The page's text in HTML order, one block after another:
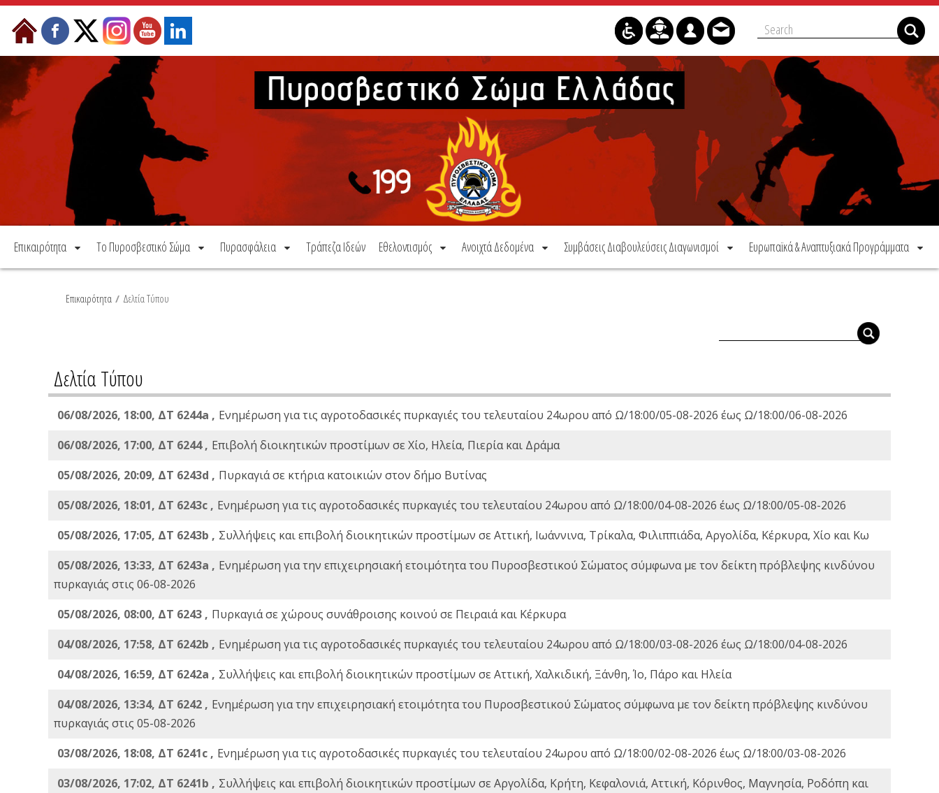
Μετάβαση στο περιεχόμενο
Επικαιρότητα Το Πυροσβεστικό Σώμα Πυρασφάλεια Τράπεζα Ιδεών Εθελοντισμός Ανοιχτά Δεδομένα Συμβάσεις Διαβουλεύσεις Διαγωνισμοί Ευρωπαϊκά & Αναπτυξιακά Προγράμματα
Επικαιρότητα / Δελτία Τύπου
Δελτία Τύπου
06/08/2026, 18:00, ΔΤ 6244a , Ενημέρωση για τις αγροτοδασικές πυρκαγιές του τελευταίου 24ωρου από Ω/18:00/05-08-2026 έως Ω/18:00/06-08-2026
06/08/2026, 17:00, ΔΤ 6244 , Επιβολή διοικητικών προστίμων σε Χίο, Ηλεία, Πιερία και Δράμα
05/08/2026, 20:09, ΔΤ 6243d , Πυρκαγιά σε κτήρια κατοικιών στον δήμο Βυτίνας
05/08/2026, 18:01, ΔΤ 6243c , Ενημέρωση για τις αγροτοδασικές πυρκαγιές του τελευταίου 24ωρου από Ω/18:00/04-08-2026 έως Ω/18:00/05-08-2026
05/08/2026, 17:05, ΔΤ 6243b , Συλλήψεις και επιβολή διοικητικών προστίμων σε Αττική, Ιωάννινα, Τρίκαλα, Φιλιππιάδα, Αργολίδα, Κέρκυρα, Χίο και Κω
05/08/2026, 13:33, ΔΤ 6243a , Ενημέρωση για την επιχειρησιακή ετοιμότητα του Πυροσβεστικού Σώματος σύμφωνα με τον δείκτη πρόβλεψης κινδύνου
πυρκαγιάς στις 06-08-2026
05/08/2026, 08:00, ΔΤ 6243 , Πυρκαγιά σε χώρους συνάθροισης κοινού σε Πειραιά και Κέρκυρα
04/08/2026, 17:58, ΔΤ 6242b , Ενημέρωση για τις αγροτοδασικές πυρκαγιές του τελευταίου 24ωρου από Ω/18:00/03-08-2026 έως Ω/18:00/04-08-2026
04/08/2026, 16:59, ΔΤ 6242a , Συλλήψεις και επιβολή διοικητικών προστίμων σε Αττική, Χαλκιδική, Ξάνθη, Ίο, Πάρο και Ηλεία
04/08/2026, 13:34, ΔΤ 6242 , Ενημέρωση για την επιχειρησιακή ετοιμότητα του Πυροσβεστικού Σώματος σύμφωνα με τον δείκτη πρόβλεψης κινδύνου
πυρκαγιάς στις 05-08-2026
03/08/2026, 18:08, ΔΤ 6241c , Ενημέρωση για τις αγροτοδασικές πυρκαγιές του τελευταίου 24ωρου από Ω/18:00/02-08-2026 έως Ω/18:00/03-08-2026
03/08/2026, 17:02, ΔΤ 6241b , Συλλήψεις και επιβολή διοικητικών προστίμων σε Αργολίδα, Κρήτη, Κεφαλονιά, Αττική, Κόρινθος, Μαγνησία, Ροδόπη και